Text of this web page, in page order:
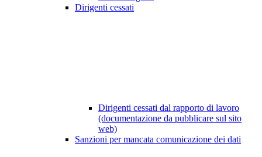
Dirigenti cessati
Dirigenti cessati dal rapporto di lavoro
(documentazione da pubblicare sul sito
web)
Sanzioni per mancata comunicazione dei dati